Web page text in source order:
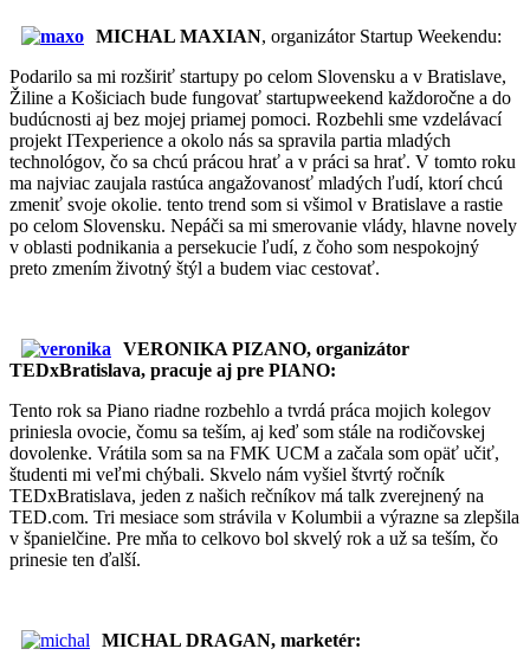
MICHAL MAXIAN, organizátor Startup Weekendu:
Podarilo sa mi rozširiť startupy po celom Slovensku a v Bratislave,
Žiline a Košiciach bude fungovať startupweekend každoročne a do
budúcnosti aj bez mojej priamej pomoci. Rozbehli sme vzdelávací
projekt ITexperience a okolo nás sa spravila partia mladých
technológov, čo sa chcú prácou hrať a v práci sa hrať. V tomto roku
ma najviac zaujala rastúca angažovanosť mladých ľudí, ktorí chcú
zmeniť svoje okolie. tento trend som si všimol v Bratislave a rastie
po celom Slovensku. Nepáči sa mi smerovanie vlády, hlavne novely
v oblasti podnikania a persekucie ľudí, z čoho som nespokojný
preto zmením životný štýl a budem viac cestovať.
VERONIKA PIZANO, organizátor
TEDxBratislava, pracuje aj pre PIANO:
Tento rok sa Piano riadne rozbehlo a tvrdá práca mojich kolegov
priniesla ovocie, čomu sa teším, aj keď som stále na rodičovskej
dovolenke. Vrátila som sa na FMK UCM a začala som opäť učiť,
študenti mi veľmi chýbali. Skvelo nám vyšiel štvrtý ročník
TEDxBratislava, jeden z našich rečníkov má talk zverejnený na
TED.com. Tri mesiace som strávila v Kolumbii a výrazne sa zlepšila
v španielčine. Pre mňa to celkovo bol skvelý rok a už sa teším, čo
prinesie ten ďalší.
MICHAL DRAGAN, marketér: